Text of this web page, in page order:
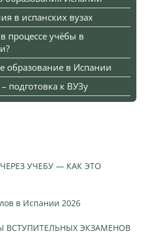
в испанских вузах
процессе учёбы в
образование в Испании
подготовка к ВУЗу
УЧЕБУ — КАК ЭТО
в Испании 2026
ВСТУПИТЕЛЬНЫХ ЭКЗАМЕНОВ